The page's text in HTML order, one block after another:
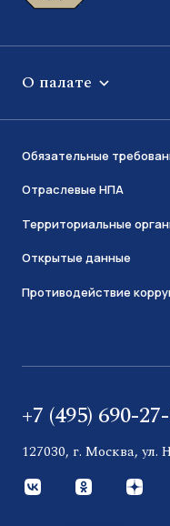
О палате
Обязательные
Отраслевые НПА
Территориальные
Открытые данные
Противодействие
+7 (495) 690-
127030, г. Москва, ул.